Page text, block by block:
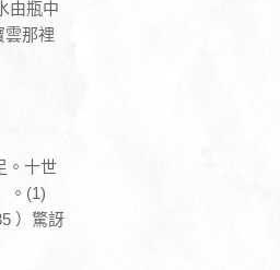
由瓶中
雲那裡
。十世
。(1)
）驚訝